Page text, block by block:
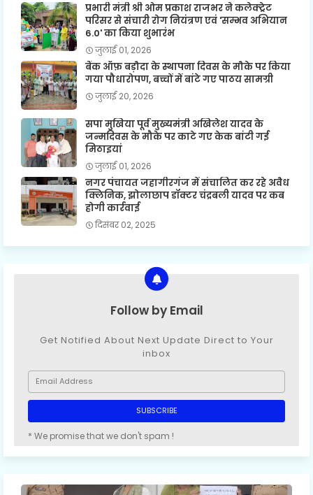
प्रभारी मंत्री श्री ओम प्रकाश राजभर ने कलेक्ट्रेट
परिसर से संचारी रोग नियंत्रण एवं 'सम्भव अभियान
6.0' का किया शुभारंभ
जुलाई 01, 2026
बैंक ऑफ़ बड़ौदा के स्थापना दिवस के मौके पर किया
गया पौधारोपण, बच्चों में बांटे गए पाठय सामग्री
जुलाई 20, 2026
सपा मुखिया पूर्व मुख्यमंत्री अखिलेश यादव के
जन्मदिवस के मौके पर काटे गए केक बांटी गई
मिठाइयां
जुलाई 01, 2026
नगर पंचायत जहागीरगंज में संचालित कर रहे अवैध
क्लिनिक, झोलाछाप डॉक्टर चंद्रबली यादव पर कब
होगी कार्रवाई
दिसंबर 02, 2025
Follow by Email
Get Notified About Next Update Direct to Your
inbox
* We promise that we don't spam !